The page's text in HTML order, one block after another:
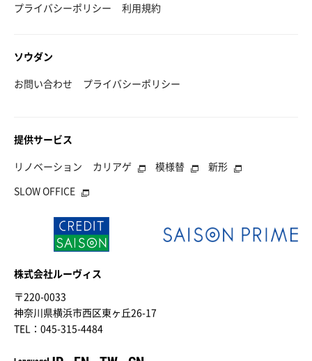
プライバシーポリシー
利用規約
ソウダン
お問い合わせ
プライバシーポリシー
提供サービス
リノベーション
カリアゲ 模様替
新形
SLOW OFFICE
株式会社ルーヴィス
〒220-0033
神奈川県横浜市西区東ヶ丘26-17
TEL：045-315-4484